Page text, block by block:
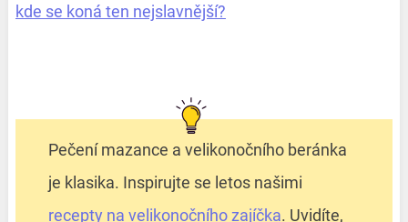
kde se koná ten nejslavnější?
Pečení mazance a velikonočního beránka
je klasika. Inspirujte se letos našimi
recepty na velikonočního zajíčka. Uvidíte,